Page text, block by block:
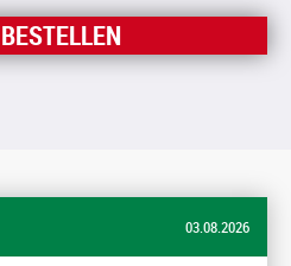
03.08.2026